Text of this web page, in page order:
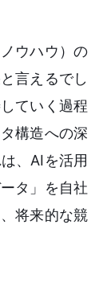
ウハウ）の
言えるでし
ていく過程
構造への深
、AIを活用
タ」を自社
将来的な競